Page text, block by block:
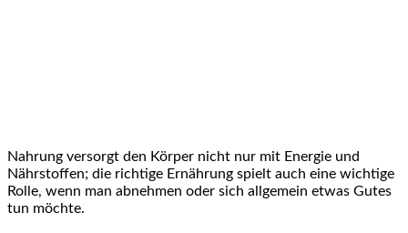
Nahrung versorgt den Körper nicht nur mit Energie und
Nährstoffen; die richtige Ernährung spielt auch eine wichtige
Rolle, wenn man abnehmen oder sich allgemein etwas Gutes
tun möchte.